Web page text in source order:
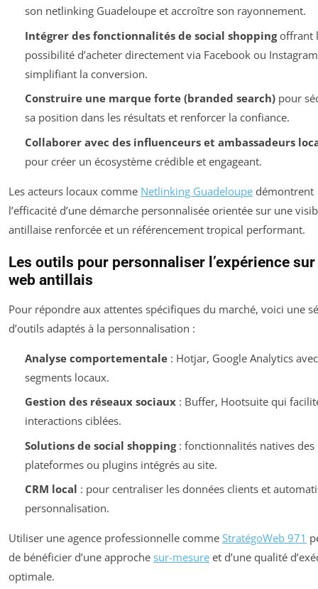
son netlinking Guadeloupe et accroître son rayonnement.
Intégrer des fonctionnalités de social shoppingoffrant
possibilité d’acheter directement via Facebook ou
simplifiant la conversion.
Construire une marque forte (branded search)pour
sa position dans les résultats et renforcer la confiance.
Collaborer avec des influenceurs et ambassadeurs
pour créer un écosystème crédible et engageant.
Les acteurs locaux comme Netlinking Guadeloupe démontrent
l’efficacité d’une démarche personnalisée orientée sur une
antillaise renforcée et un référencement tropical performant.
Les outils pour personnaliser l’expérience
web antillais
Pour répondre aux attentes spécifiques du marché, voici une
d’outils adaptés à la personnalisation :
Analyse comportementale: Hotjar, Google Analytics avec
segments locaux.
Gestion des réseaux sociaux: Buffer, Hootsuite qui
interactions ciblées.
Solutions de social shopping: fonctionnalités natives des
plateformes ou plugins intégrés au site.
CRM local : pour centraliser les données clients et
personnalisation.
Utiliser une agence professionnelle comme StratégoWeb 971
de bénéficier d’une approche sur-mesure et d’une qualité
optimale.